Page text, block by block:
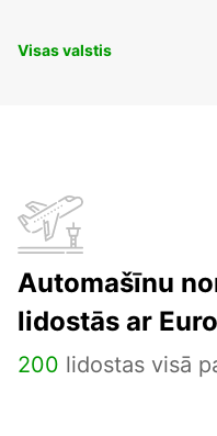
Visas valstis
Automašīnu
lidostās ar
200 lidostas visā